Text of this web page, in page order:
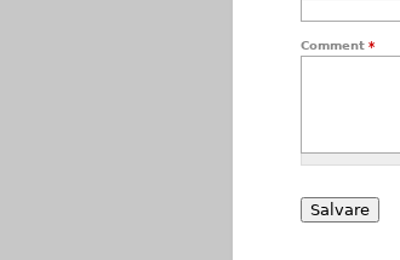
Comment *